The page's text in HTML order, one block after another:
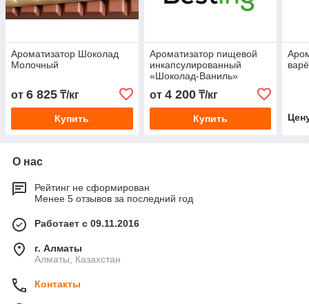
Ароматизатор Шоколад
Молочный
от 6 825 ₸/кг
Купить
Ароматизатор пищевой
инкапсулированный
«Шоколад-Ваниль»
от 4 200₸/кг
Купить
О нас
Рейтинг не сформирован
Менее 5 отзывов за последний год
Работает с 09.11.2016
г. Алматы
Алматы, Казахстан
Контакты